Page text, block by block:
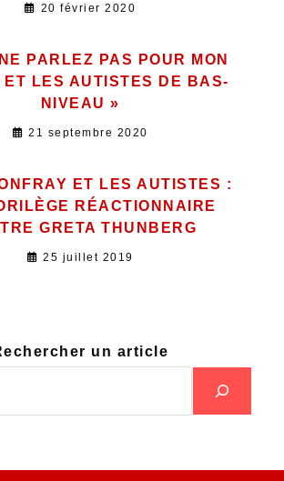
20 février 2020
PARLEZ PAS POUR MON
ET LES AUTISTES DE BAS-
NIVEAU »
21 septembre 2020
ET LES AUTISTES :
RÉACTIONNAIRE
GRETA THUNBERG
25 juillet 2019
un article